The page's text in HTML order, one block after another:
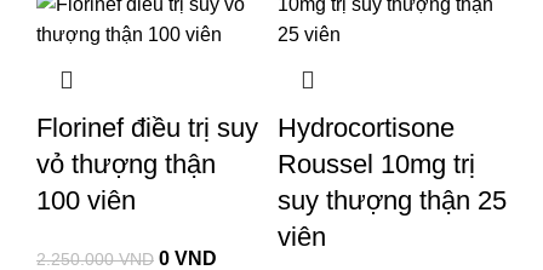
Florinef điều trị suy
vỏ thượng thận
100 viên
2.250.000VND 0 VND
Hydrocortisone
Roussel 10mg trị
suy thượng thận 25
viên